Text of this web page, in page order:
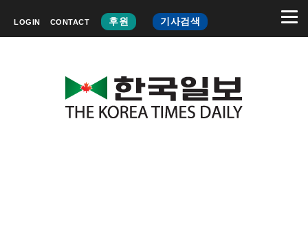
LOGIN CONTACT 후원 기사검색